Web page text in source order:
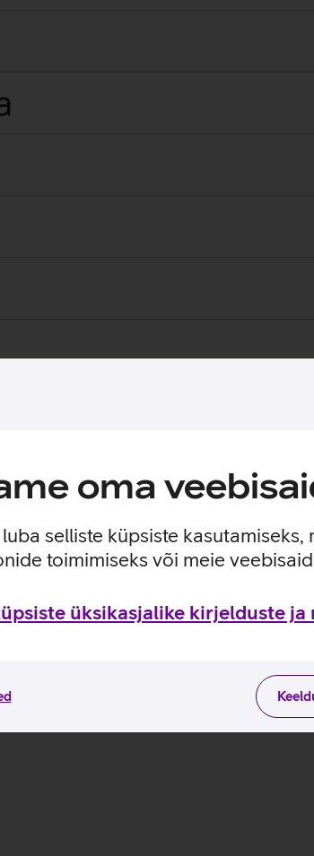
oma
selliste küpsiste
toimimiseks või meie
üksikasjalike kirjelduste ja